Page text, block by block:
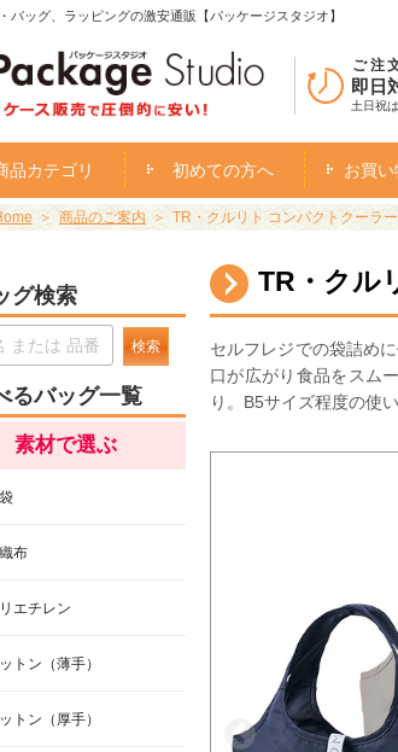
バッグ、ラッピングの激安通販【パッケージスタジオ】
ご注
即日
土日祝
品カテゴリ 初めての方へ お買い
商品のご案内 TR・クルリト コンパクトクーラ
TR・クル
セルフレジでの袋詰め
口が広がり食品をスム
り。B5サイズ程度の使
グ検索
検索
るバッグ一覧
素材で選ぶ
布
エチレン
トン（薄手）
トン（厚手）